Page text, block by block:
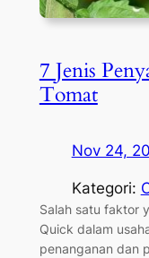
7 Jenis
Tomat
Nov 24,
Kategori:
Salah satu faktor
Quick dalam
penanganan dan